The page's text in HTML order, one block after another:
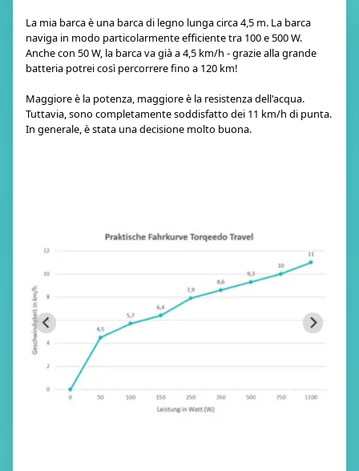
La mia barca è una barca di legno lunga circa 4,5 m. La barca
naviga in modo particolarmente efficiente tra 100 e 500 W.
Anche con 50 W, la barca va già a 4,5 km/h - grazie alla grande
batteria potrei così percorrere fino a 120 km!
Maggiore è la potenza, maggiore è la resistenza dell'acqua.
Tuttavia, sono completamente soddisfatto dei 11 km/h di punta.
In generale, è stata una decisione molto buona.